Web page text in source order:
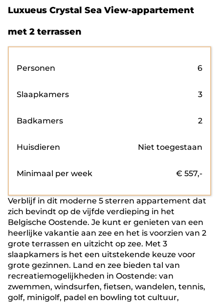
Luxueus Crystal Sea View-appartement
met 2 terrassen
Personen 6
Slaapkamers 3
Badkamers 2
Huisdieren Niet toegestaan
Minimaal per week € 557,-
Verblijf in dit moderne 5 sterren appartement dat
zich bevindt op de vijfde verdieping in het
Belgische Oostende. Je kunt er genieten van een
heerlijke vakantie aan zee en het is voorzien van 2
grote terrassen en uitzicht op zee. Met 3
slaapkamers is het een uitstekende keuze voor
grote gezinnen. Land en zee bieden tal van
recreatiemogelijkheden in Oostende: van
zwemmen, windsurfen, fietsen, wandelen, tennis,
golf, minigolf, padel en bowling tot cultuur,